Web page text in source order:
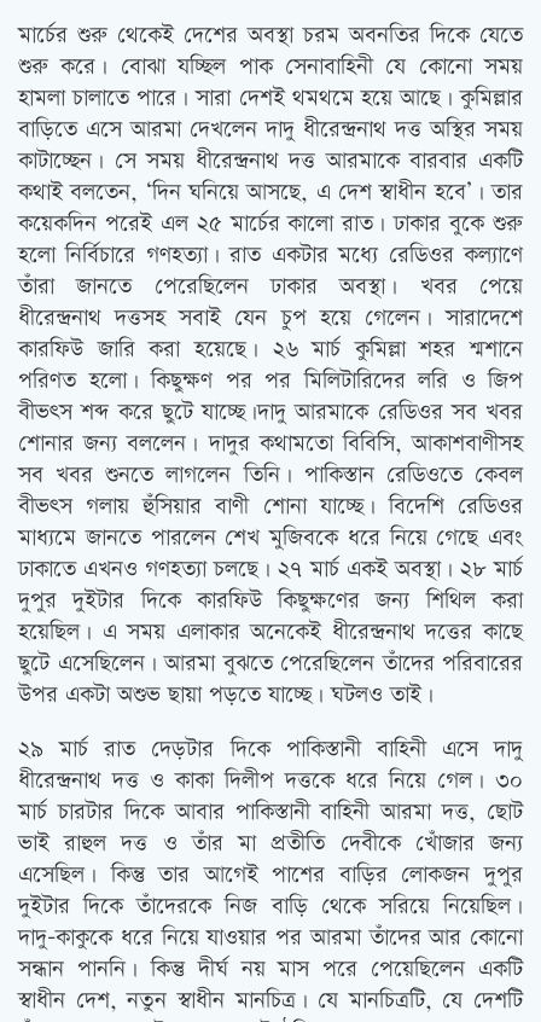
মার্চের শুরু থেকেই দেশের অবস্থা চরম অবনতির দিকে যেতে
শুরু করে। বোঝা যচ্ছিল পাক সেনাবাহিনী যে কোনো সময়
হামলা চালাতে পারে। সারা দেশই থমথমে হয়ে আছে। কুমিল্লার
বাড়িতে এসে আরমা দেখলেন দাদু ধীরেন্দ্রনাথ দত্ত অস্থির সময়
কাটাচ্ছেন। সে সময় ধীরেন্দ্রনাথ দত্ত আরমাকে বারবার একটি
কথাই বলতেন, ‘দিন ঘনিয়ে আসছে, এ দেশ স্বাধীন হবে’। তার
কয়েকদিন পরেই এল ২৫ মার্চের কালো রাত। ঢাকার বুকে শুরু
হলো নির্বিচারে গণহত্যা। রাত একটার মধ্যে রেডিওর কল্যাণে
তাঁরা জানতে পেরেছিলেন ঢাকার অবস্থা। খবর পেয়ে
ধীরেন্দ্রনাথ দত্তসহ সবাই যেন চুপ হয়ে গেলেন। সারাদেশে
কারফিউ জারি করা হয়েছে। ২৬ মার্চ কুমিল্লা শহর শ্মশানে
পরিণত হলো। কিছুক্ষণ পর পর মিলিটারিদের লরি ও জিপ
বীভত্‍স শব্দ করে ছুটে যাচ্ছে।দাদু আরমাকে রেডিওর সব খবর
শোনার জন্য বললেন। দাদুর কথামতো বিবিসি, আকাশবাণীসহ
সব খবর শুনতে লাগলেন তিনি। পাকিস্তান রেডিওতে কেবল
বীভত্‍স গলায় হুঁসিয়ার বাণী শোনা যাচ্ছে। বিদেশি রেডিওর
মাধ্যমে জানতে পারলেন শেখ মুজিবকে ধরে নিয়ে গেছে এবং
ঢাকাতে এখনও গণহত্যা চলছে। ২৭ মার্চ একই অবস্থা। ২৮ মার্চ
দুপুর দুইটার দিকে কারফিউ কিছুক্ষণের জন্য শিথিল করা
হয়েছিল। এ সময় এলাকার অনেকেই ধীরেন্দ্রনাথ দত্তের কাছে
ছুটে এসেছিলেন। আরমা বুঝতে পেরেছিলেন তাঁদের পরিবারের
উপর একটা অশুভ ছায়া পড়তে যাচ্ছে। ঘটলও তাই।
২৯ মার্চ রাত দেড়টার দিকে পাকিস্তানী বাহিনী এসে দাদু
ধীরেন্দ্রনাথ দত্ত ও কাকা দিলীপ দত্তকে ধরে নিয়ে গেল। ৩০
মার্চ চারটার দিকে আবার পাকিস্তানী বাহিনী আরমা দত্ত, ছোট
ভাই রাহুল দত্ত ও তাঁর মা প্রতীতি দেবীকে খোঁজার জন্য
এসেছিল। কিন্তু তার আগেই পাশের বাড়ির লোকজন দুপুর
দুইটার দিকে তাঁদেরকে নিজ বাড়ি থেকে সরিয়ে নিয়েছিল।
দাদু-কাকুকে ধরে নিয়ে যাওয়ার পর আরমা তাঁদের আর কোনো
সন্ধান পাননি। কিন্তু দীর্ঘ নয় মাস পরে পেয়েছিলেন একটি
স্বাধীন দেশ, নতুন স্বাধীন মানচিত্র। যে মানচিত্রটি, যে দেশটি